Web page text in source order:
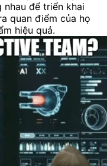
để triển khai
quan điểm của họ
hiệu quả.